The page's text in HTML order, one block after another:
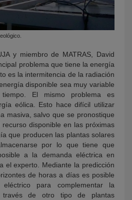
y miembro de MATRAS, David
problema que tiene la energía
es la intermitencia de la radiación
disponible sea muy variable
El mismo problema es
eólica. Esto hace difícil utilizar
masiva, salvo que se pronostique
disponible en las próximas
que producen las plantas solares
por lo que tiene que
a la demanda eléctrica en
el experto. Mediante la predicción
de horas a días es posible
para complementar la
de otro tipo de plantas